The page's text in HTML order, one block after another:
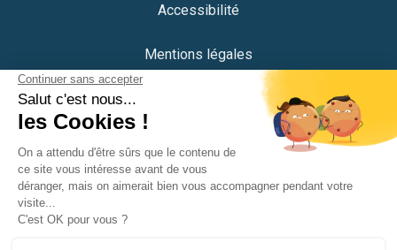
Accessibilité
Mentions légales
Protection des données
Crédits